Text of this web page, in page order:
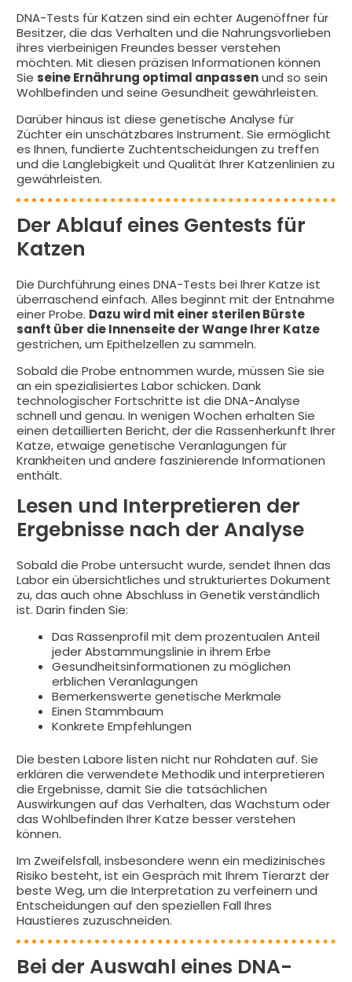
DNA-Tests für Katzen sind ein echter Augenöffner für
Besitzer, die das Verhalten und die Nahrungsvorlieben
ihres vierbeinigen Freundes besser verstehen
möchten. Mit diesen präzisen Informationen können
Sie seine Ernährung optimal anpassenund so sein
Wohlbefinden und seine Gesundheit gewährleisten.
Darüber hinaus ist diese genetische Analyse für
Züchter ein unschätzbares Instrument. Sie ermöglicht
es Ihnen, fundierte Zuchtentscheidungen zu treffen
und die Langlebigkeit und Qualität Ihrer Katzenlinien zu
gewährleisten.
Der Ablauf eines Gentests für
Katzen
Die Durchführung eines DNA-Tests bei Ihrer Katze ist
überraschend einfach. Alles beginnt mit der Entnahme
einer Probe. Dazu wird mit einer sterilen Bürste
sanft über die Innenseite der Wange Ihrer Katze
gestrichen, um Epithelzellen zu sammeln.
Sobald die Probe entnommen wurde, müssen Sie sie
an ein spezialisiertes Labor schicken. Dank
technologischer Fortschritte ist die DNA-Analyse
schnell und genau. In wenigen Wochen erhalten Sie
einen detaillierten Bericht, der die Rassenherkunft Ihrer
Katze, etwaige genetische Veranlagungen für
Krankheiten und andere faszinierende Informationen
enthält.
Lesen und Interpretieren der
Ergebnisse nach der Analyse
Sobald die Probe untersucht wurde, sendet Ihnen das
Labor ein übersichtliches und strukturiertes Dokument
zu, das auch ohne Abschluss in Genetik verständlich
ist. Darin finden Sie:
Das Rassenprofil mit dem prozentualen Anteil
jeder Abstammungslinie in ihrem Erbe
Gesundheitsinformationen zu möglichen
erblichen Veranlagungen
Bemerkenswerte genetische Merkmale
Einen Stammbaum
Konkrete Empfehlungen
Die besten Labore listen nicht nur Rohdaten auf. Sie
erklären die verwendete Methodik und interpretieren
die Ergebnisse, damit Sie die tatsächlichen
Auswirkungen auf das Verhalten, das Wachstum oder
das Wohlbefinden Ihrer Katze besser verstehen
können.
Im Zweifelsfall, insbesondere wenn ein medizinisches
Risiko besteht, ist ein Gespräch mit Ihrem Tierarzt der
beste Weg, um die Interpretation zu verfeinern und
Entscheidungen auf den speziellen Fall Ihres
Haustieres zuzuschneiden.
Bei der Auswahl eines DNA-